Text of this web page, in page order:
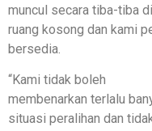
muncul secara tiba-tiba di
ruang kosong dan kami
bersedia.
“Kami tidak boleh
membenarkan terlalu
situasi peralihan dan